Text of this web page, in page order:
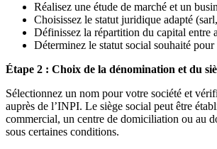
Réalisez une étude de marché et un
Choisissez le statut juridique adapté
Définissez la répartition du capital entre
Déterminez le statut social souhaité pour
Étape 2 : Choix de la dénomination et du
Sélectionnez un nom pour votre société et
auprès de l’INPI. Le siège social peut être
commercial, un centre de domiciliation ou au
sous certaines conditions.